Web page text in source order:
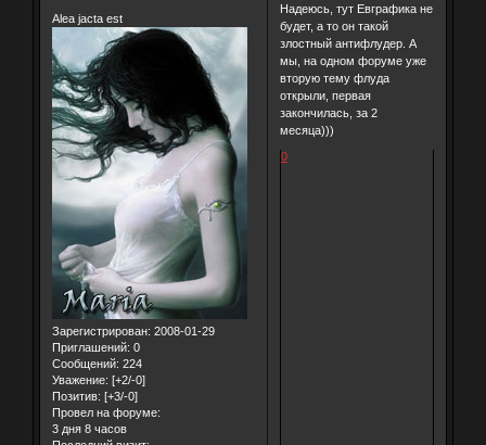
Alea jacta est
Зарегистрирован: 2008-01-29
Приглашений: 0
Сообщений: 224
Уважение: [+2/-0]
Позитив: [+3/-0]
Провел на форуме:
3 дня 8 часов
Надеюсь, тут Евграфика не
будет, а то он такой
злостный антифлудер. А
мы, на одном форуме уже
вторую тему флуда
открыли, первая
закончилась, за 2
месяца)))
0